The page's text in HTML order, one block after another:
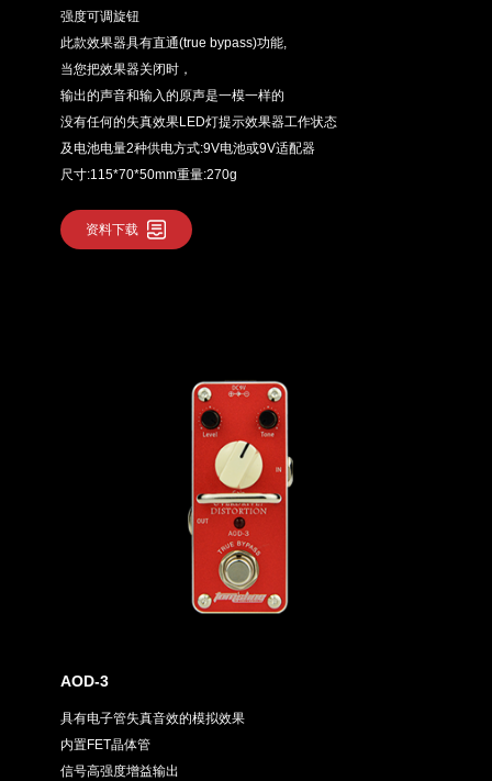
强度可调旋钮
此款效果器具有直通(true bypass)功能,
当您把效果器关闭时，
输出的声音和输入的原声是一模一样的
没有任何的失真效果LED灯提示效果器工作状态
及电池电量2种供电方式:9V电池或9V适配器
尺寸:115*70*50mm重量:270g
资料下载
AOD-3
具有电子管失真音效的模拟效果
内置FET晶体管
信号高强度增益输出